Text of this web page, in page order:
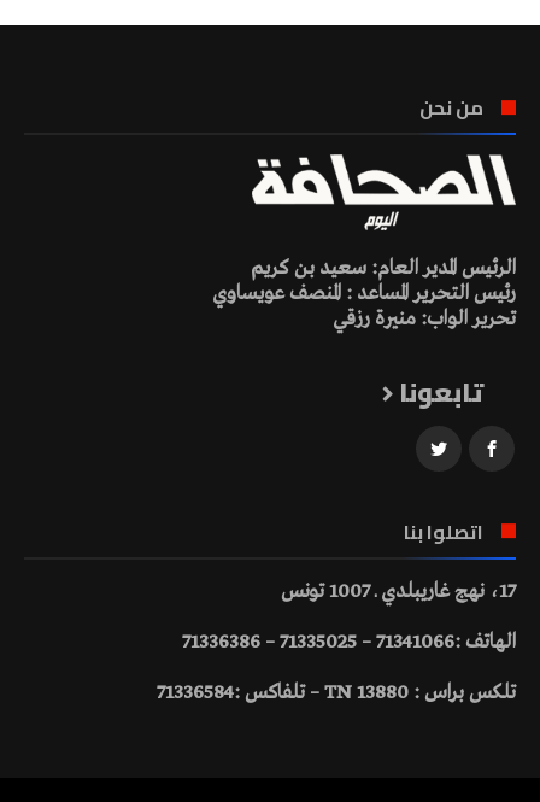
من نحن
الرئيس المدير العام: سعيد بن كريم
رئيس التحرير المساعد : المنصف عويساوي
تحرير الواب: منيرة رزقي
تابعونا
اتصلوا بنا
17، نهج غاريبلدي ـ 1007 تونس
الهاتف :71341066 – 71335025 – 71336386
تلكس براس : 13880 TN – تلفاكس :71336584